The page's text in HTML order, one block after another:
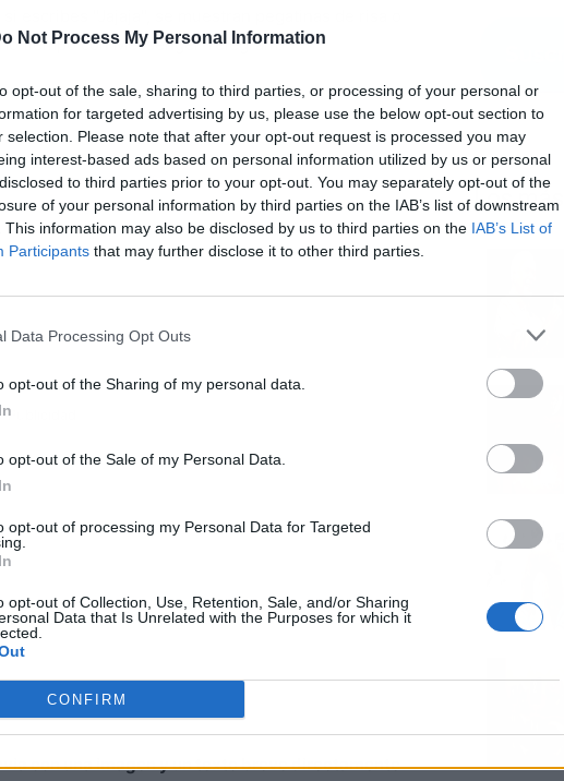
Not Process My Personal Information
opt-out of the sale, sharing to third parties, or processing of your personal or
for targeted advertising by us, please use the below opt-out section to
selection. Please note that after your opt-out request is processed you may
interest-based ads based on personal information utilized by us or personal
to third parties prior to your opt-out. You may separately opt-out of the
of your personal information by third parties on the IAB’s list of downstream
This information may also be disclosed by us to third parties on the IAB’s List of
Participants that may further disclose it to other third parties.
Data Processing Opt Outs
opt-out of the Sharing of my personal data.
opt-out of the Sale of my Personal Data.
opt-out of processing my Personal Data for Targeted
opt-out of Collection, Use, Retention, Sale, and/or Sharing
Data that Is Unrelated with the Purposes for which it
CONFIRM
escribes "Jajaja", se muestran pegatinas de risa o
tiempo con Messenger Telegram.
Publicidad
con una imagen y un texto breve directamente
Los más